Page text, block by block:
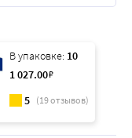
В упаковке: 10
1 027.00₽
5 (19отзывов)